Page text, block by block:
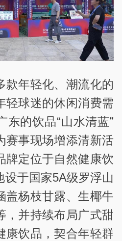
款年轻化、潮流化的
轻球迷的休闲消费需
东的饮品“山水清蓝”
赛事现场增添清新活
牌定位于自然健康饮
设于国家5A级罗浮山
盖杨枝甘露、生椰牛
，并持续布局广式甜
康饮品，契合年轻群